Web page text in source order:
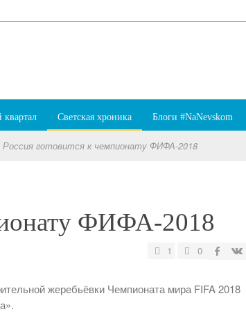
Светская хроника Блоги #NaNevskom
Россия готовится к чемпионату ФИФА-2018
ФИФА-2018
1 0
жеребьёвки Чемпионата мира FIFA 2018